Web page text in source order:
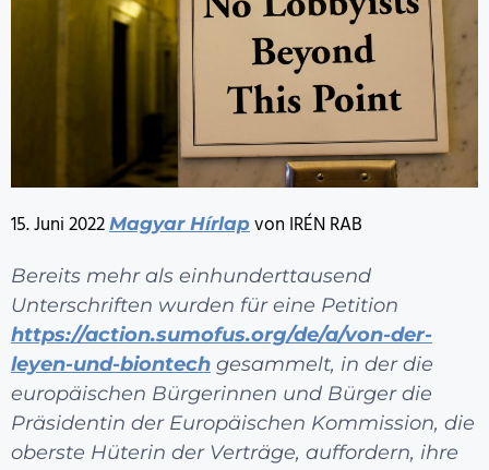
15. Juni 2022 Magyar Hírlap von IRÉN RAB
Bereits mehr als einhunderttausend
Unterschriften wurden für eine Petition
https://action.sumofus.org/de/a/von-der-
leyen-und-biontech gesammelt, in der die
europäischen Bürgerinnen und Bürger die
Präsidentin der Europäischen Kommission, die
oberste Hüterin der Verträge, auffordern, ihre